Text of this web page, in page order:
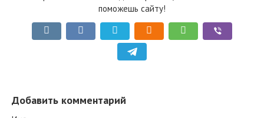
поможешь сайту!
Добавить комментарий